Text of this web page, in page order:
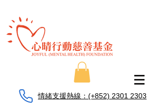
情緒支援熱線：​​(+852) 2301 2303